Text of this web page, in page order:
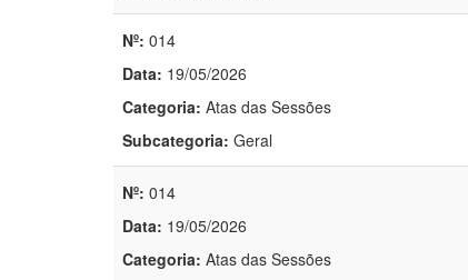
Nº: 014
Data: 19/05/2026
Categoria: Atas das Sessões
Subcategoria: Geral
Nº: 014
Data: 19/05/2026
Categoria: Atas das Sessões